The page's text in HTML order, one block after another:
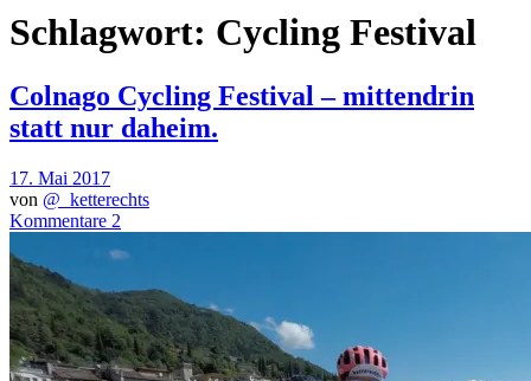
Schlagwort: Cycling Festival
Colnago Cycling Festival – mittendrin
statt nur daheim.
17. Mai 2017
von @_ketterechts
Kommentare 2